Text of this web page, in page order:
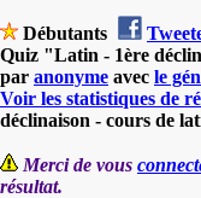
Débutants
Quiz "Latin - 1ère
par anonyme avec le
Voir les statistiques de
déclinaison - cours de
Merci de vous
résultat.